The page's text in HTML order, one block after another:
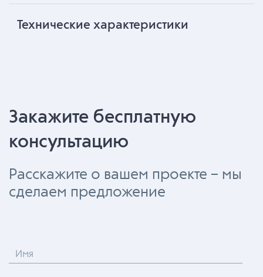
Технические характеристики
Закажите бесплатную
консультацию
Расскажите о вашем проекте – мы
сделаем предложение
Имя